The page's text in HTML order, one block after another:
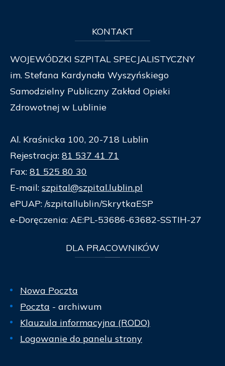
KONTAKT
WOJEWÓDZKI SZPITAL SPECJALISTYCZNY
im. Stefana Kardynała Wyszyńskiego
Samodzielny Publiczny Zakład Opieki
Zdrowotnej w Lublinie
Al. Kraśnicka 100, 20-718 Lublin
Rejestracja: 81 537 41 71
Fax: 81 525 80 30
E-mail: szpital@szpital.lublin.pl
ePUAP: /szpitallublin/SkrytkaESP
e-Doręczenia: AE:PL-53686-63682-SSTIH-27
DLA PRACOWNIKÓW
Nowa Poczta
Poczta - archiwum
Klauzula informacyjna (RODO)
Logowanie do panelu strony